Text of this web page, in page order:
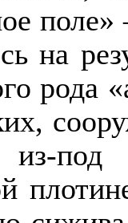
на
рода
под